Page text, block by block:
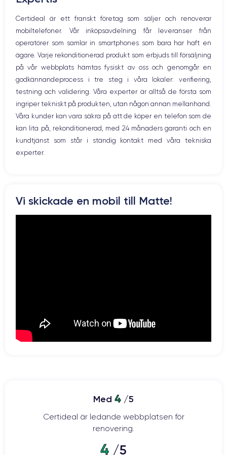
Apple A12 Bionic 6
Nom GPU
GPU 4 cœurs
Fréq. processeur
2.24 GHz
12 MP 7 MP
Résolution vidéo
4K - 3840x2160px
Recharge rapide
Oui, minimum 15W
Batterie Dual SIM
Pour en savoir plus sur les caractéristiques de ce smartphone,
Hem-knappen
Bluetooth
WiFi
Nätverk
Vibration
Prise USB
Certideal är ett franskt företag som säljer och renoverar
mobiltelefoner. Vår inköpsavdelning får leveranser från
operatörer som samlar in smartphones som bara har haft en
ägare. Varje rekonditionerad produkt som erbjuds till försäljning
på vår webbplats hämtas fysiskt av oss och genomgår en
godkännandeprocess i tre steg i våra lokaler: verifiering,
testning och validering. Våra experter är alltså de första som
ingriper tekniskt på produkten, utan någon annan mellanhand.
Våra kunder kan vara säkra på att de köper en telefon som de
kan lita på, rekonditionerad, med 24 månaders garanti och en
kundtjänst som står i ständig kontakt med våra tekniska
experter.
Vi skickade en mobil till Matte!
Med 4 /5
Certideal är ledande webbplatsen för
renovering.
4 /5